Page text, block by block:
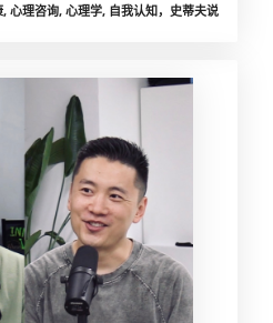
心理咨询, 心理学, 自我认知，史蒂夫说